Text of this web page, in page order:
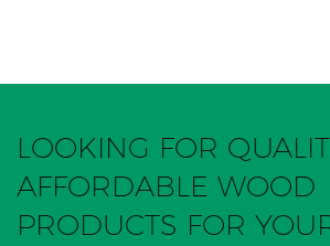
LOOKING FOR
AFFORDABLE WOOD
PRODUCTS FOR